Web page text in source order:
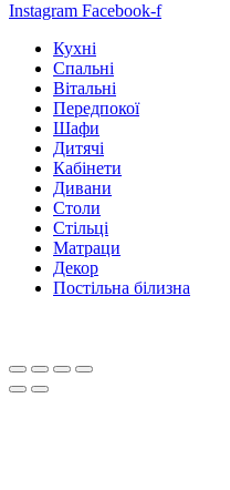
Instagram Facebook-f
Кухні
Спальні
Вітальні
Передпокої
Шафи
Дитячі
Кабінети
Дивани
Столи
Стільці
Матраци
Декор
Постільна білизна